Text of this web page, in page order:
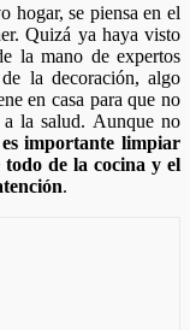
hogar, se piensa en el
Quizá ya haya visto
la mano de expertos
la decoración, algo
en casa para que no
a la salud. Aunque no
es importante limpiar
todo de la cocina y el
.